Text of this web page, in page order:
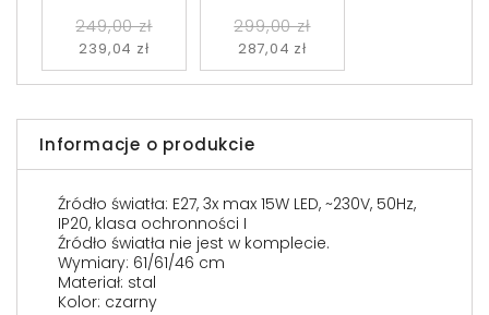
249,00 zł
239,04 zł
299,00 zł
287,04 zł
Informacje o produkcie
Źródło światła: E27, 3x max 15W LED, ~230V, 50Hz,
IP20, klasa ochronności I
Źródło światła nie jest w komplecie.
Wymiary: 61/61/46 cm
Materiał: stal
Kolor: czarny